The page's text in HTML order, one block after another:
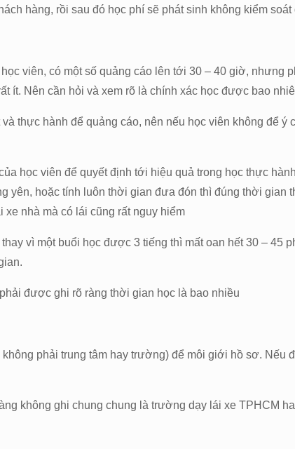
hàng, rồi sau đó học phí sẽ phát sinh không kiểm
viên, có một số quảng cáo lên tới 30 – 40 giờ, nhưng
ít. Nên cần hỏi và xem rõ là chính xác học được bao
thực hành để quảng cáo, nên nếu học viên không để
học viên để quyết định tới hiệu quả trong học thực
yên, hoặc tính luôn thời gian đưa đón thì đúng thời gian
nhà mà có lái cũng rất nguy hiểm
vì một buổi học được 3 tiếng thì mất oan hết 30 – 45
được ghi rõ ràng thời gian học là bao nhiều
phải trung tâm hay trường) để môi giới hồ sơ. Nếu
không ghi chung chung là trường dạy lái xe TPHCM